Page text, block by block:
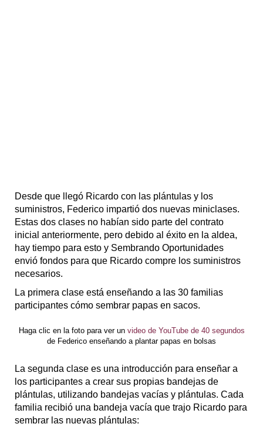
Desde que llegó Ricardo con las plántulas y los
suministros, Federico impartió dos nuevas miniclases.
Estas dos clases no habían sido parte del contrato
inicial anteriormente, pero debido al éxito en la aldea,
hay tiempo para esto y Sembrando Oportunidades
envió fondos para que Ricardo compre los suministros
necesarios.
La primera clase está enseñando a las 30 familias
participantes cómo sembrar papas en sacos.
Haga clic en la foto para ver un video de YouTube de 40 segundos
de Federico enseñando a plantar papas en bolsas
La segunda clase es una introducción para enseñar a
los participantes a crear sus propias bandejas de
plántulas, utilizando bandejas vacías y plántulas. Cada
familia recibió una bandeja vacía que trajo Ricardo para
sembrar las nuevas plántulas: